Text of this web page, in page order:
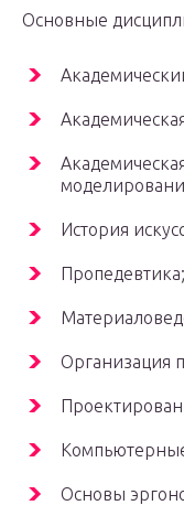
Основные
История
Пропедевтика;
Организация
Основы